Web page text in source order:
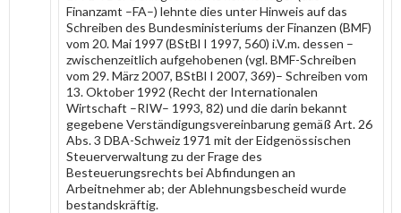
Finanzamt –FA–) lehnte dies unter Hinweis auf das
Schreiben des Bundesministeriums der Finanzen (BMF)
vom 20. Mai 1997 (BStBl I 1997, 560) i.V.m. dessen –
zwischenzeitlich aufgehobenen (vgl. BMF-Schreiben
vom 29. März 2007, BStBl I 2007, 369)– Schreiben vom
13. Oktober 1992 (Recht der Internationalen
Wirtschaft –RIW– 1993, 82) und die darin bekannt
gegebene Verständigungsvereinbarung gemäß Art. 26
Abs. 3 DBA-Schweiz 1971 mit der Eidgenössischen
Steuerverwaltung zu der Frage des
Besteuerungsrechts bei Abfindungen an
Arbeitnehmer ab; der Ablehnungsbescheid wurde
bestandskräftig.